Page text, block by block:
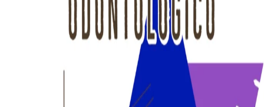
VIDEOS
DESCARGAS